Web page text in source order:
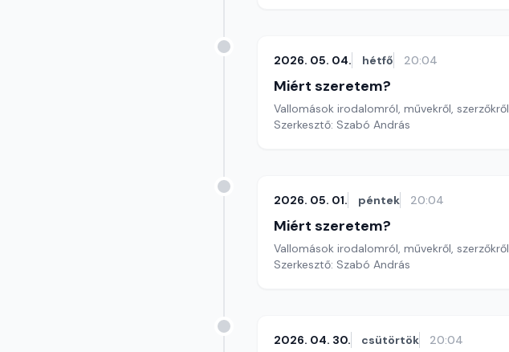
2026. 05. 04. hétfő 20:04
Miért szeretem?
Vallomások irodalomról, művekről, szerzőkről
Szerkesztő: Szabó András
2026. 05. 01. péntek 20:04
Miért szeretem?
Vallomások irodalomról, művekről, szerzőkről
Szerkesztő: Szabó András
2026. 04. 30. csütörtök 20:04